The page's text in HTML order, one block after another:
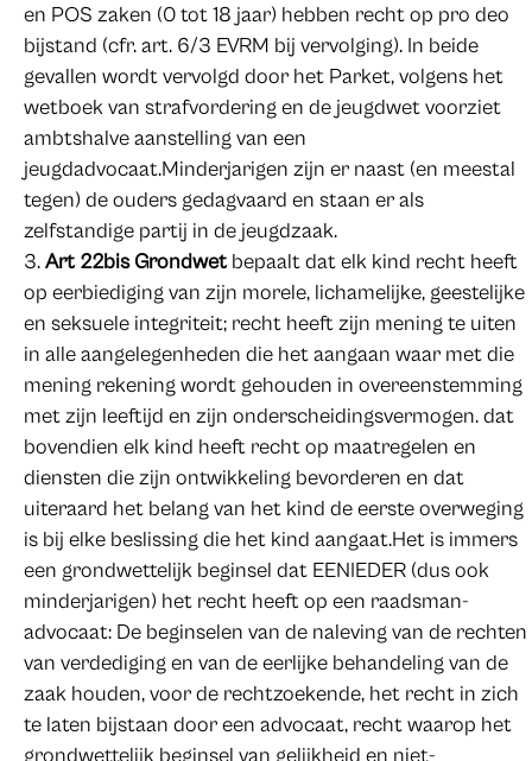
en POS zaken (0 tot 18 jaar) hebben recht op pro deo
bijstand (cfr. art. 6/3 EVRM bij vervolging). In beide
gevallen wordt vervolgd door het Parket, volgens het
wetboek van strafvordering en de jeugdwet voorziet
ambtshalve aanstelling van een
jeugdadvocaat.Minderjarigen zijn er naast (en meestal
tegen) de ouders gedagvaard en staan er als
zelfstandige partij in de jeugdzaak.
Art 22bis Grondwet bepaalt dat elk kind recht heeft
op eerbiediging van zijn morele, lichamelijke, geestelijke
en seksuele integriteit; recht heeft zijn mening te uiten
in alle aangelegenheden die het aangaan waar met die
mening rekening wordt gehouden in overeenstemming
met zijn leeftijd en zijn onderscheidingsvermogen. dat
bovendien elk kind heeft recht op maatregelen en
diensten die zijn ontwikkeling bevorderen en dat
uiteraard het belang van het kind de eerste overweging
is bij elke beslissing die het kind aangaat.Het is immers
een grondwettelijk beginsel dat EENIEDER (dus ook
minderjarigen) het recht heeft op een raadsman-
advocaat: De beginselen van de naleving van de rechten
van verdediging en van de eerlijke behandeling van de
zaak houden, voor de rechtzoekende, het recht in zich
te laten bijstaan door een advocaat, recht waarop het
grondwettelijk beginsel van gelijkheid en niet-